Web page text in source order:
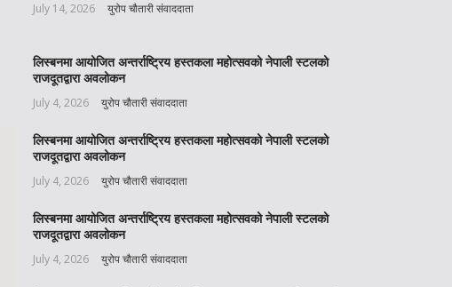
July 14, 2026 युरोप चौतारी संवाददाता
लिस्बनमा आयोजित अन्तर्राष्ट्रिय हस्तकला महोत्सवको नेपाली स्टलको
राजदूतद्वारा अवलोकन
July 4, 2026 युरोप चौतारी संवाददाता
लिस्बनमा आयोजित अन्तर्राष्ट्रिय हस्तकला महोत्सवको नेपाली स्टलको
राजदूतद्वारा अवलोकन
July 4, 2026 युरोप चौतारी संवाददाता
लिस्बनमा आयोजित अन्तर्राष्ट्रिय हस्तकला महोत्सवको नेपाली स्टलको
राजदूतद्वारा अवलोकन
July 4, 2026 युरोप चौतारी संवाददाता